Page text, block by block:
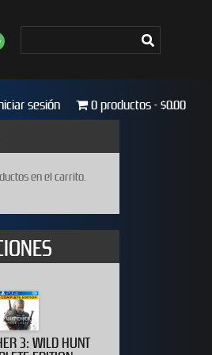
sesión 0 productos $0.00
en el carrito.
3: WILD HUNT